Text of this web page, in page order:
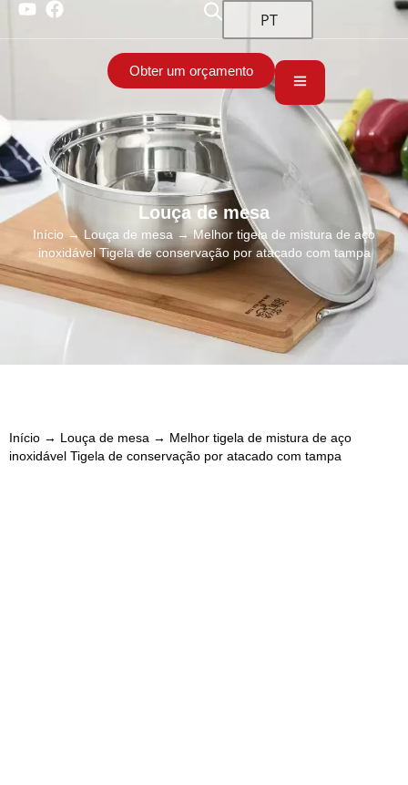
PT
Obter um orçamento
Louça de mesa
Início → Louça de mesa → Melhor tigela de mistura de aço
inoxidável Tigela de conservação por atacado com tampa
Início → Louça de mesa → Melhor tigela de mistura de aço
inoxidável Tigela de conservação por atacado com tampa